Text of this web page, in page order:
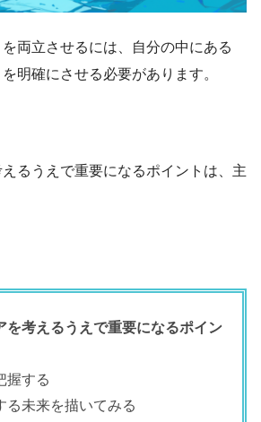
両立させるには、自分の中にある
明確にさせる必要があります。
るうえで重要になるポイントは、主
を考えるうえで重要になるポイン
握する
る未来を描いてみる